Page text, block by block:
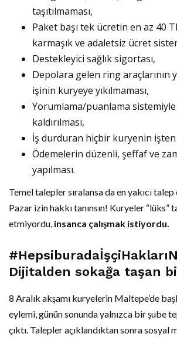
taşıtılmaması,
Paket başı tek ücretin en az 40
karmaşık ve adaletsiz ücret
Destekleyici sağlık sigortası,
Depolara gelen ring araçlarının
işinin kuryeye yıkılmaması,
Yorumlama/puanlama sistemiyle
kaldırılması,
İş durduran hiçbir kuryenin işten
Ödemelerin düzenli, şeffaf ve
yapılması.
Temel talepler sıralansa da en yakıcı talep
Pazar izin hakkı tanınsın! Kuryeler “lüks”
etmiyordu, insanca çalışmak istiyordu.
Dijitalden sokağa taşan
8 Aralık akşamı kuryelerin Maltepe’de
eylemi, günün sonunda yalnızca bir şube
çıktı. Talepler açıklandıktan sonra sosyal